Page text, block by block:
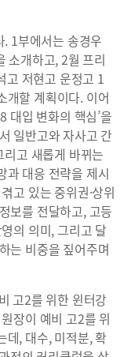
1부에서는 송경우
소개하고, 2월 프리
고 저현고 운정고 1
개할 계획이다. 이어
대입 변화의 핵심’을
일반고와 자사고 간
고 새롭게 바뀌는
과 대응 전략을 제시
고 있는 중위권·상위
보를 전달하고, 고등
의 의미, 그리고 달
는 비중을 짚어주며
고2를 위한 윈터강
장이 예비 고2를 위
데, 대수, 미적분, 확